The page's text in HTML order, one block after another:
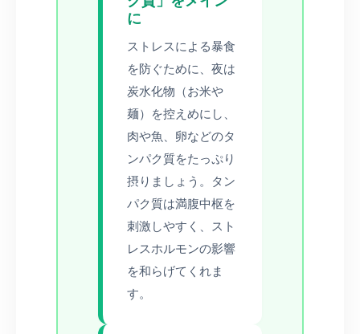
に
ストレスによる暴食
を防ぐために、夜は
炭水化物（お米や
麺）を控えめにし、
肉や魚、卵などのタ
ンパク質をたっぷり
摂りましょう。タン
パク質は満腹中枢を
刺激しやすく、スト
レスホルモンの影響
を和らげてくれま
す。